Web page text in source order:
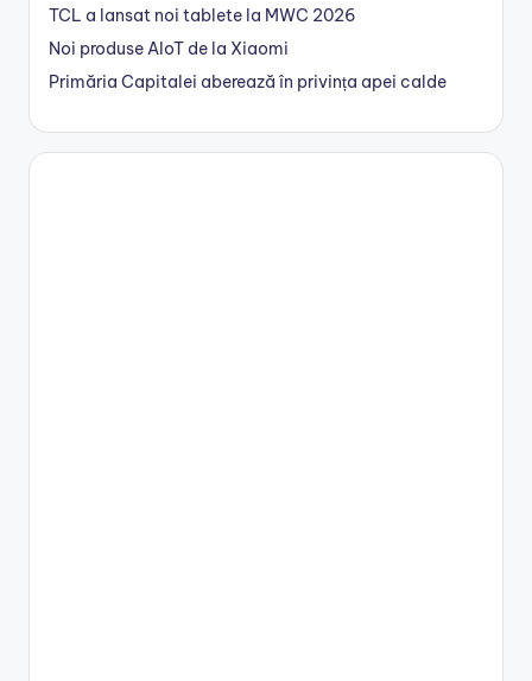
TCL a lansat noi tablete la MWC 2026
Noi produse AIoT de la Xiaomi
Primăria Capitalei aberează în privința apei calde